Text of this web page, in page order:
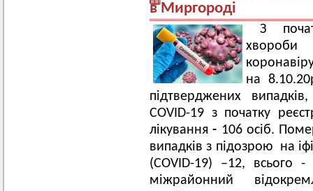
в Миргороді
З
на
підтверджених
COVID-19 з початку
лікування- 106 осіб.
випадків з підозрою на
(COVID-19) –12, всього
міжрайонний